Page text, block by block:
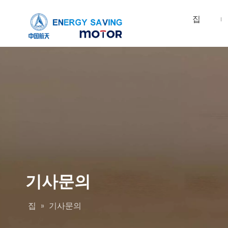
집
기사문의
집 » 기사문의